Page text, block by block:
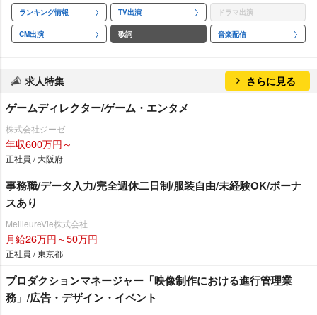
ランキング情報 TV出演 ドラマ出演
CM出演 歌詞 音楽配信
求人特集 さらに見る
ゲームディレクター/ゲーム・エンタメ
株式会社ジーゼ
年収600万円～
正社員 / 大阪府
事務職/データ入力/完全週休二日制/服装自由/未経験OK/ボーナ
スあり
MeilleureVie株式会社
月給26万円～50万円
正社員 / 東京都
プロダクションマネージャー「映像制作における進行管理業
務」/広告・デザイン・イベント